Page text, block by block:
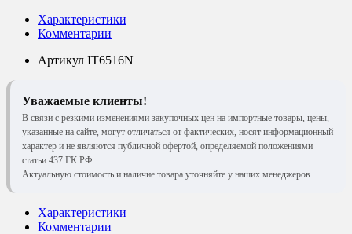
Характеристики
Комментарии
Артикул IT6516N
Уважаемые клиенты!
В связи с резкими изменениями закупочных цен на импортные товары, цены,
указанные на сайте, могут отличаться от фактических, носят информационный
характер и не являются публичной офертой, определяемой положениями
статьи 437 ГК РФ.
Актуальную стоимость и наличие товара уточняйте у наших менеджеров.
Характеристики
Комментарии